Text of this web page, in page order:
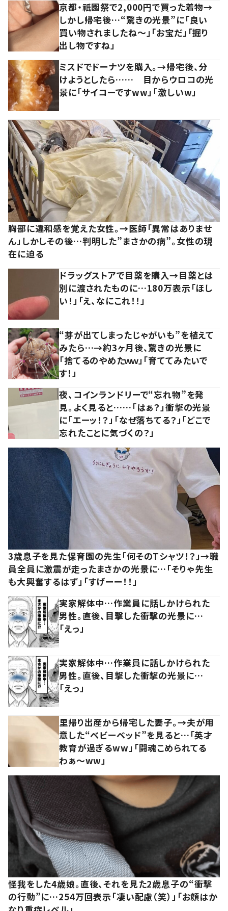
京都・祇園祭で2,000円で買った着物→
しかし帰宅後…“驚きの光景”に「良い
買い物されましたね～」「お宝だ」「掘り
出し物ですね」
ミスドでドーナツを購入。→帰宅後、分
けようとしたら…… 目からウロコの光
景に「サイコーですww」「激しいw」
胸部に違和感を覚えた女性。→医師「異常はありませ
ん」しかしその後…判明した”まさかの病”。女性の現
在に迫る
ドラッグストアで目薬を購入→目薬とは
別に渡されたものに…180万表示「ほし
い！」「え、なにこれ！！」
“芽が出てしまったじゃがいも”を植えて
みたら…→約3ヶ月後、驚きの光景に
「捨てるのやめたｗｗ」「育ててみたいで
す！」
夜、コインランドリーで“忘れ物”を発
見。よく見ると……「はぁ？」衝撃の光景
に「エーッ！？」「なぜ落ちてる？」「どこで
忘れたことに気づくの？」
3歳息子を見た保育園の先生「何そのTシャツ！？」→職
員全員に激震が走ったまさかの光景に…「そりゃ先生
も大興奮するはず」「すげーー！！」
実家解体中…作業員に話しかけられた
男性。直後、目撃した衝撃の光景に…
「えっ」
実家解体中…作業員に話しかけられた
男性。直後、目撃した衝撃の光景に…
「えっ」
里帰り出産から帰宅した妻子。→夫が用
意した“ベビーベッド”を見ると…「英才
教育が過ぎるww」「闘魂こめられてる
わぁ～ww」
怪我をした4歳娘。直後、それを見た2歳息子の“衝撃
の行動”に…254万回表示「凄い配慮（笑）」「お顔はか